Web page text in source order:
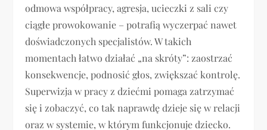
odmowa współpracy, agresja, ucieczki z sali czy
ciągłe prowokowanie – potrafią wyczerpać nawet
doświadczonych specjalistów. W takich
momentach łatwo działać „na skróty”: zaostrzać
konsekwencje, podnosić głos, zwiększać kontrolę.
Superwizja w pracy z dziećmi pomaga zatrzymać
się i zobaczyć, co tak naprawdę dzieje się w relacji
oraz w systemie, w którym funkcjonuje dziecko.